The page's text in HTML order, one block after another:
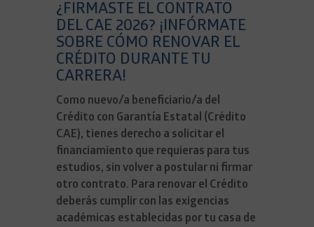
¿FIRMASTE EL CONTRATO
DEL CAE 2026? ¡INFÓRMATE
SOBRE CÓMO RENOVAR EL
CRÉDITO DURANTE TU
CARRERA!
Como nuevo/a beneficiario/a del
Crédito con Garantía Estatal (Crédito
CAE), tienes derecho a solicitar el
financiamiento que requieras para tus
estudios, sin volver a postular ni firmar
otro contrato. Para renovar el Crédito
deberás cumplir con las exigencias
académicas establecidas por tu casa de